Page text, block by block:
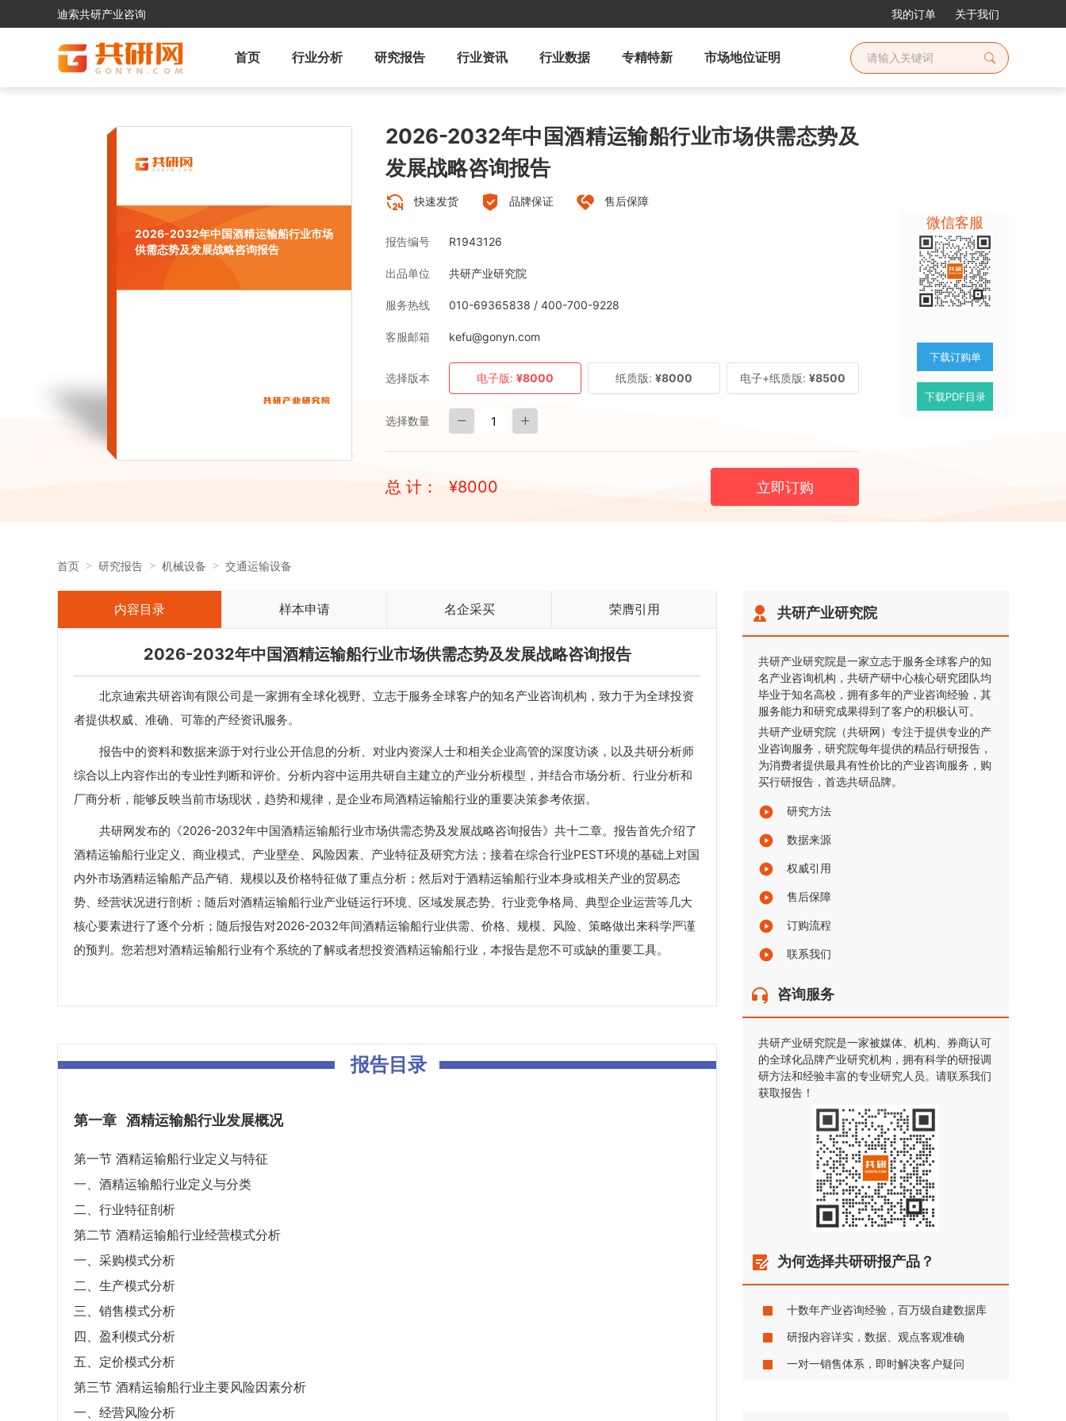
迪索共研产业咨询 我的订单 关于我们
首页 行业分析 研究报告 行业资讯 行业数据 专精特新 市场地位证明
2026-2032年中国酒精运输船行业市场
供需态势及发展战略咨询报告
2026-2032年中国酒精运输船行业市场供需态势及
发展战略咨询报告
快速发货 品牌保证 售后保障
报告编号 R1943126
出品单位 共研产业研究院
服务热线 010-69365838 / 400-700-9228
客服邮箱 kefu@gonyn.com
选择版本 电子版: ¥8000 纸质版: ¥8000 电子+纸质版: ¥8500
选择数量
总 计： ¥8000 立即订购
微信客服
下载订购单
下载PDF目录
首页 研究报告 机械设备 交通运输设备
内容目录 样本申请 名企采买 荣膺引用
2026-2032年中国酒精运输船行业市场供需态势及发展战略咨询报告
北京迪索共研咨询有限公司是一家拥有全球化视野、立志于服务全球客户的知名产业咨询机构，致力于为全球投资
者提供权威、准确、可靠的产经资讯服务。
报告中的资料和数据来源于对行业公开信息的分析、对业内资深人士和相关企业高管的深度访谈，以及共研分析师
综合以上内容作出的专业性判断和评价。分析内容中运用共研自主建立的产业分析模型，并结合市场分析、行业分析和
厂商分析，能够反映当前市场现状，趋势和规律，是企业布局酒精运输船行业的重要决策参考依据。
共研网发布的《2026-2032年中国酒精运输船行业市场供需态势及发展战略咨询报告》共十二章。报告首先介绍了
酒精运输船行业定义、商业模式、产业壁垒、风险因素、产业特征及研究方法；接着在综合行业PEST环境的基础上对国
内外市场酒精运输船产品产销、规模以及价格特征做了重点分析；然后对于酒精运输船行业本身或相关产业的贸易态
势、经营状况进行剖析；随后对酒精运输船行业产业链运行环境、区域发展态势、行业竞争格局、典型企业运营等几大
核心要素进行了逐个分析；随后报告对2026-2032年间酒精运输船行业供需、价格、规模、风险、策略做出来科学严谨
的预判。您若想对酒精运输船行业有个系统的了解或者想投资酒精运输船行业，本报告是您不可或缺的重要工具。
报告目录
第一章 酒精运输船行业发展概况
第一节 酒精运输船行业定义与特征
一、酒精运输船行业定义与分类
二、行业特征剖析
第二节 酒精运输船行业经营模式分析
一、采购模式分析
二、生产模式分析
三、销售模式分析
四、盈利模式分析
五、定价模式分析
第三节 酒精运输船行业主要风险因素分析
一、经营风险分析
共研产业研究院
共研产业研究院是一家立志于服务全球客户的知
名产业咨询机构，共研产研中心核心研究团队均
毕业于知名高校，拥有多年的产业咨询经验，其
服务能力和研究成果得到了客户的积极认可。
共研产业研究院（共研网）专注于提供专业的产
业咨询服务，研究院每年提供的精品行研报告，
为消费者提供最具有性价比的产业咨询服务，购
买行研报告，首选共研品牌。
研究方法
数据来源
权威引用
售后保障
订购流程
联系我们
咨询服务
共研产业研究院是一家被媒体、机构、券商认可
的全球化品牌产业研究机构，拥有科学的研报调
研方法和经验丰富的专业研究人员。请联系我们
获取报告！
为何选择共研研报产品？
十数年产业咨询经验，百万级自建数据库
研报内容详实，数据、观点客观准确
一对一销售体系，即时解决客户疑问